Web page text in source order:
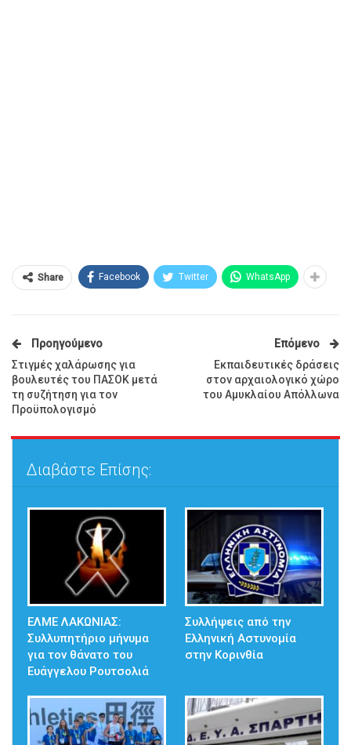
Share Facebook Twitter WhatsApp
Προηγούμενο
Στιγμές χαλάρωσης για
βουλευτές του ΠΑΣΟΚ μετά
τη συζήτηση για τον
Προϋπολογισμό
Επόμενο
Εκπαιδευτικές δράσεις
στον αρχαιολογικό χώρο
του Αμυκλαίου Απόλλωνα
Διαβάστε Επίσης:
ΕΛΜΕ ΛΑΚΩΝΙΑΣ:
Συλλυπητήριο μήνυμα
για τον θάνατο του
Ευάγγελου Ρουτσολιά
Συλλήψεις από την
Ελληνική Αστυνομία
στην Κορινθία